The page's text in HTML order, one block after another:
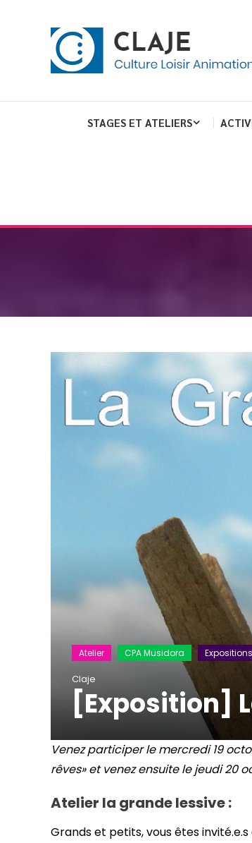
Claje
STAGES ET ATELIERS
Atelier CPA Musidora Expositions
Claje
[Exposition]
Venez participer le mercredi 19
rêves» et venez ensuite le jeudi 20
Atelier la grande lessive :
Grands et petits, vous êtes